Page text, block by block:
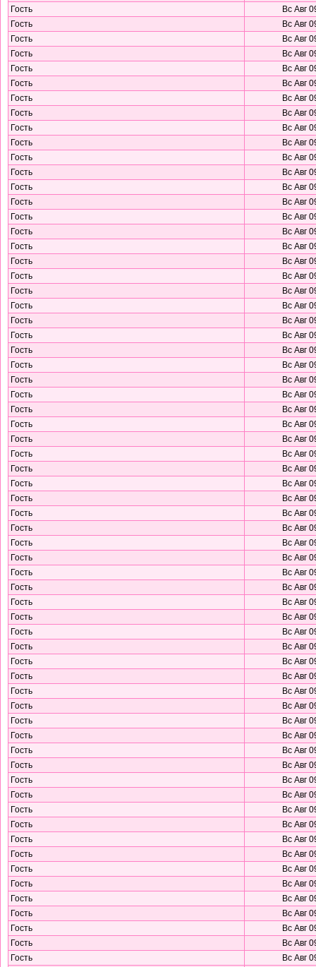
Гость
Вс Авг
Гость
Вс Авг
Гость
Вс Авг
Гость
Вс Авг
Гость
Вс Авг
Гость
Вс Авг
Гость
Вс Авг
Гость
Вс Авг
Гость
Вс Авг
Гость
Вс Авг
Гость
Вс Авг
Гость
Вс Авг
Гость
Вс Авг
Гость
Вс Авг
Гость
Вс Авг
Гость
Вс Авг
Гость
Вс Авг
Гость
Вс Авг
Гость
Вс Авг
Гость
Вс Авг
Гость
Вс Авг
Гость
Вс Авг
Гость
Вс Авг
Гость
Вс Авг
Гость
Вс Авг
Гость
Вс Авг
Гость
Вс Авг
Гость
Вс Авг
Гость
Вс Авг
Гость
Вс Авг
Гость
Вс Авг
Гость
Вс Авг
Гость
Вс Авг
Гость
Вс Авг
Гость
Вс Авг
Гость
Вс Авг
Гость
Вс Авг
Гость
Вс Авг
Гость
Вс Авг
Гость
Вс Авг
Гость
Вс Авг
Гость
Вс Авг
Гость
Вс Авг
Гость
Вс Авг
Гость
Вс Авг
Гость
Вс Авг
Гость
Вс Авг
Гость
Вс Авг
Гость
Вс Авг
Гость
Вс Авг
Гость
Вс Авг
Гость
Вс Авг
Гость
Вс Авг
Гость
Вс Авг
Гость
Вс Авг
Гость
Вс Авг
Гость
Вс Авг
Гость
Вс Авг
Гость
Вс Авг
Гость
Вс Авг
Гость
Вс Авг
Гость
Вс Авг
Гость
Вс Авг
Гость
Вс Авг
Гость
Вс Авг